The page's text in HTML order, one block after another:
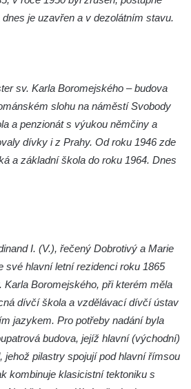
je uzavřen a v dezolátním stavu.
sv. Karla Boromejského – budova
slohu na náměstí Svobody
a penzionát s výukou němčiny a
dívky i z Prahy. Od roku 1946 zde
a základní škola do roku 1964. Dnes
I. (V.), řečený Dobrotivý a Marie
své hlavní letní rezidenci roku 1865
Boromejského, při kterém měla
dívčí škola a vzdělávací dívčí ústav
jazykem. Pro potřeby nadání byla
budova, jejíž hlavní (východní)
jehož pilastry spojují pod hlavní římsou
kombinuje klasicistní tektoniku s